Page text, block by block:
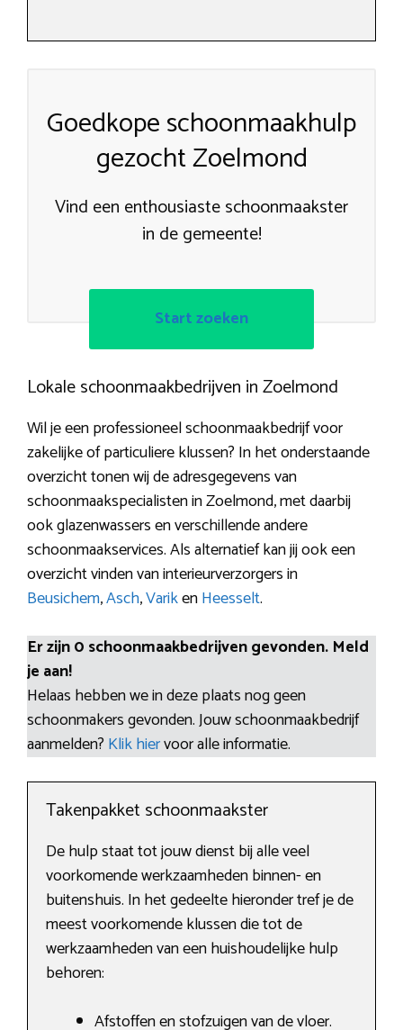
Goedkope schoonmaakhulp
gezocht Zoelmond
Vind een enthousiaste schoonmaakster
in de gemeente!
Start zoeken
Lokale schoonmaakbedrijven in Zoelmond
Wil je een professioneel schoonmaakbedrijf voor
zakelijke of particuliere klussen? In het onderstaande
overzicht tonen wij de adresgegevens van
schoonmaakspecialisten in Zoelmond, met daarbij
ook glazenwassers en verschillende andere
schoonmaakservices. Als alternatief kan jij ook een
overzicht vinden van interieurverzorgers in
Beusichem,Asch,VarikenHeesselt.
Er zijn 0 schoonmaakbedrijven gevonden. Meld
je aan!
Helaas hebben we in deze plaats nog geen
schoonmakers gevonden. Jouw schoonmaakbedrijf
aanmelden? Klik hiervoor alle informatie.
Takenpakket schoonmaakster
De hulp staat tot jouw dienst bij alle veel
voorkomende werkzaamheden binnen- en
buitenshuis. In het gedeelte hieronder tref je de
meest voorkomende klussen die tot de
werkzaamheden van een huishoudelijke hulp
behoren:
Afstoffen en stofzuigen van de vloer.